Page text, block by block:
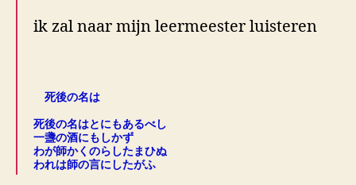
ik zal naar mijn leermeester luisteren
死後の名は
死後の名はとにもあるべし
一盞の酒にもしかず
わが師かくのらしたまひぬ
われは師の言にしたがふ